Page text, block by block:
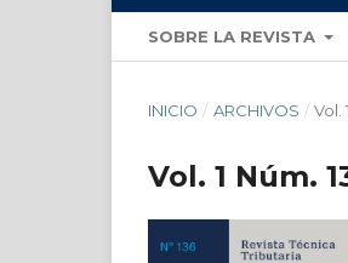
SOBRE LA REVISTA
INICIO / ARCHIVOS / Vol.
Vol. 1 Núm.